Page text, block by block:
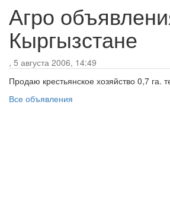
Агро
Кыргызстане
, 5 августа 2006, 14:49
Продаю крестьянское хозяйство 0,7 га.
Все объявления